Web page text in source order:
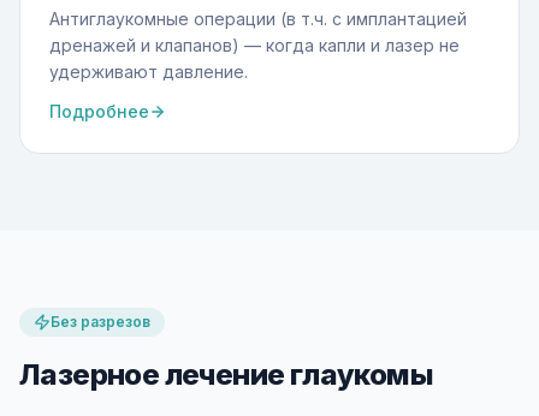
Антиглаукомные операции (в т.ч. с имплантацией
дренажей и клапанов) — когда капли и лазер не
удерживают давление.
Подробнее
Без разрезов
Лазерное лечение глаукомы